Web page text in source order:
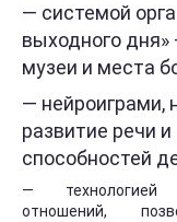
— системой
выходного
музеи и места
— нейроиграми,
развитие речи
способностей
— технологией
отношений,